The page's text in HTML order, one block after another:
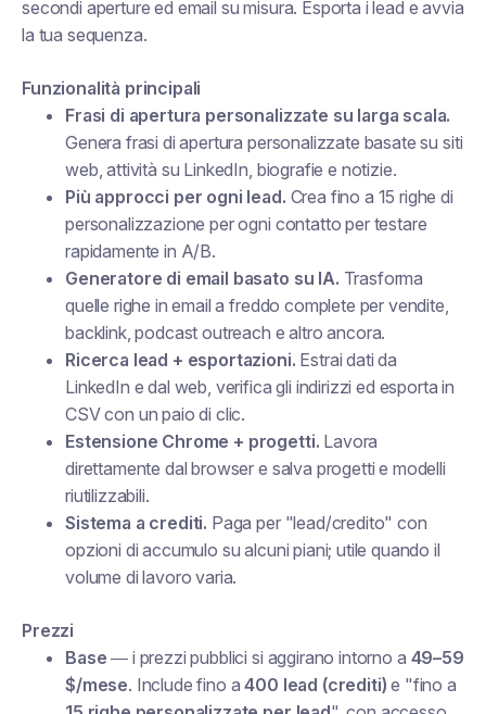
secondi aperture ed email su misura. Esporta i lead e avvia
la tua sequenza.
Funzionalità principali
Frasi di apertura personalizzate su larga scala.
Genera frasi di apertura personalizzate basate su siti
web, attività su LinkedIn, biografie e notizie.
Più approcci per ogni lead. Crea fino a 15 righe di
personalizzazione per ogni contatto per testare
rapidamente in A/B.
Generatore di email basato su IA. Trasforma
quelle righe in email a freddo complete per vendite,
backlink, podcast outreach e altro ancora.
Ricerca lead + esportazioni. Estrai dati da
LinkedIn e dal web, verifica gli indirizzi ed esporta in
CSV con un paio di clic.
Estensione Chrome + progetti. Lavora
direttamente dal browser e salva progetti e modelli
riutilizzabili.
Sistema a crediti. Paga per "lead/credito" con
opzioni di accumulo su alcuni piani; utile quando il
volume di lavoro varia.
Prezzi
Base — i prezzi pubblici si aggirano intorno a 49–59
$/mese. Include fino a400 lead (crediti) e "fino a